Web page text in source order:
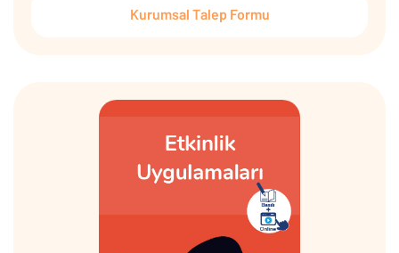
Kurumsal Talep Formu